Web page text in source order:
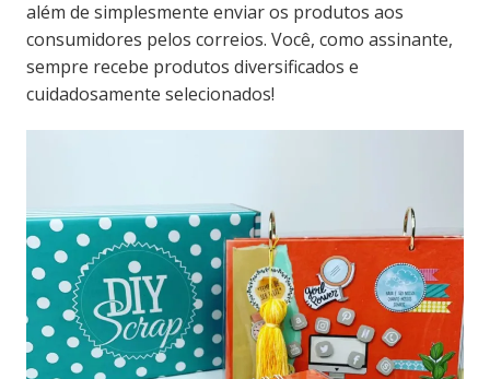
além de simplesmente enviar os produtos aos
consumidores pelos correios. Você, como assinante,
sempre recebe produtos diversificados e
cuidadosamente selecionados!